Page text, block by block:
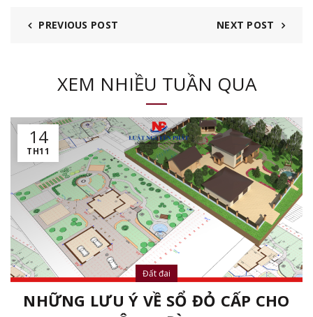
PREVIOUS POST NEXT POST
XEM NHIỀU TUẦN QUA
14
TH11
Đất đai
NHỮNG LƯU Ý VỀ SỔ ĐỎ CẤP CHO